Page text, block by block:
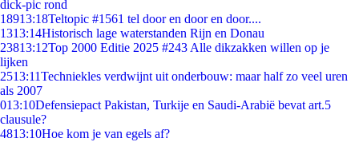
dick-pic rond
18913:18Teltopic #1561 tel door en door en door....
1313:14Historisch lage waterstanden Rijn en Donau
23813:12Top 2000 Editie 2025 #243 Alle dikzakken willen op je
lijken
2513:11Techniekles verdwijnt uit onderbouw: maar half zo veel uren
als 2007
013:10Defensiepact Pakistan, Turkije en Saudi-Arabië bevat art.5
clausule?
4813:10Hoe kom je van egels af?